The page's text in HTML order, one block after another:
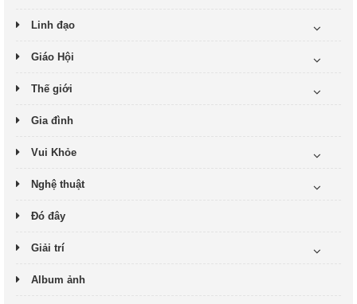
Linh đạo
Giáo Hội
Thế giới
Gia đình
Vui Khỏe
Nghệ thuật
Đó đây
Giải trí
Album ảnh